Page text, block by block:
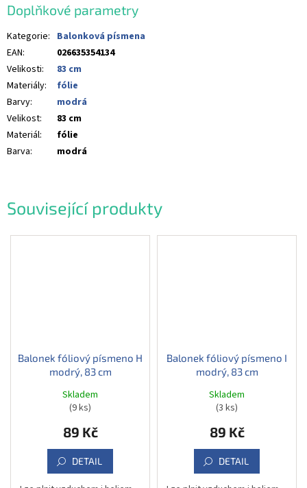
Související produkty
Balonek fóliový písmeno H
modrý, 83 cm
Skladem
(9 ks)
89 Kč
DETAIL
Balonek fóliový písmeno I
modrý, 83 cm
Skladem
(3 ks)
89 Kč
DETAIL
Doplňkové parametry
Kategorie: Balonková písmena
EAN:
026635354134
Velikosti:
83 cm
Materiály:
fólie
Barvy:
modrá
Velikost:
83 cm
Materiál:
fólie
Barva: modrá